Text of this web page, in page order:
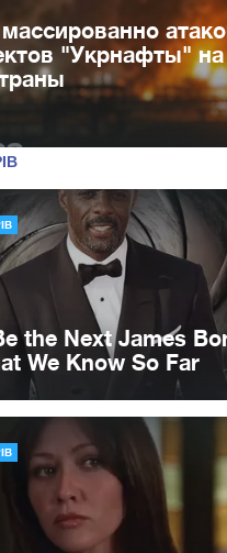
"Укрнафты" на